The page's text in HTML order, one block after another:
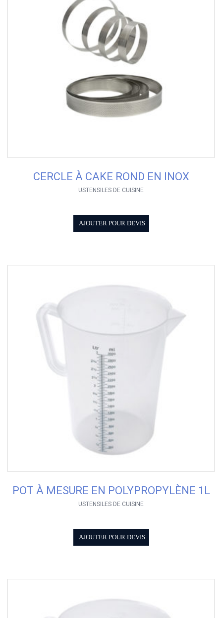
CERCLE À CAKE ROND EN INOX
USTENSILES DE CUISINE
AJOUTER POUR DEVIS
POT À MESURE EN POLYPROPYLÈNE 1L
USTENSILES DE CUISINE
AJOUTER POUR DEVIS